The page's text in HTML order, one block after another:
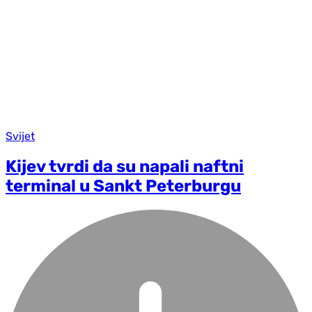
Svijet
Kijev tvrdi da su napali naftni
terminal u Sankt Peterburgu